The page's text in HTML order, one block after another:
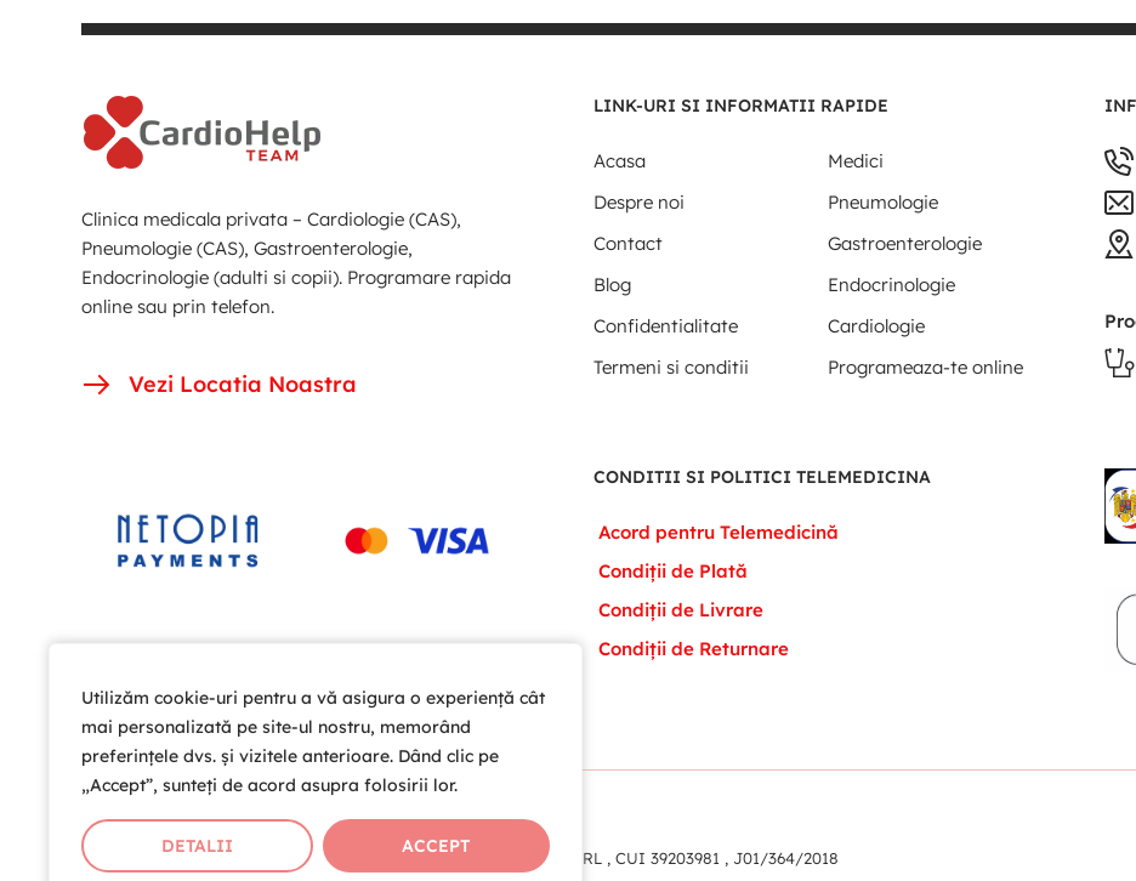
Utilizăm cookie-uri pentru a vă asigura o experiență cât
mai personalizată pe site-ul nostru, memorând
preferințele dvs. și vizitele anterioare. Dând clic pe
„Accept”, sunteți de acord asupra folosirii lor.
DETALII ACCEPT
Utilizăm cookie-uri pentru a vă asigura o experiență cât
mai personalizată pe site-ul nostru, memorând
preferințele dvs. și vizitele anterioare. Dând clic pe
„Accept”, sunteți de acord asupra folosirii lor.
DETALII ACCEPT
Clinica medicala privata – Cardiologie (CAS),
Pneumologie (CAS), Gastroenterologie,
Endocrinologie (adulti si copii). Programare rapida
online sau prin telefon.
Vezi Locatia Noastra
LINK-URI SI INFORMATII RAPIDE
Acasa
Medici
Despre noi
Pneumologie
Contact
Gastroenterologie
Blog
Endocrinologie
Confidentialitate
Cardiologie
Termeni si conditii
Programeaza-te online
CONDITII SI POLITICI TELEMEDICINA
Acord pentru Telemedicină
Condiții de Plată
Condiții de Livrare
Condiții de Returnare
Copyright © 2026 Cardio Help Team SRL , CUI 39203981 , J01/364/2018